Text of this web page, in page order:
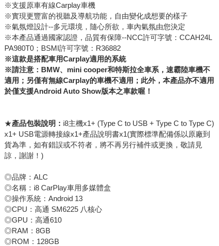
※支援原車有線Carplay車機
※實現更豐富的視聽及導航功能，自由變化成想要的樣子
※氣氛燈設計--多元環境，隨心所欲，車內氣氛由您決定
※本產品通過國家認證，品質有保障--NCC許可字號：CCAH24L
PA980T0；BSMI許可字號：R36882
※這款是搭配車用Carplay適用的系統
※請注意：BMW、mini cooper和特斯拉全車系，速霸陸車機不
適用；另僅有無線Carplay的車機不適用；此外，本產品亦不適用
於僅支援Android Auto Show版本之車款喔！
★產品包裝說明： i8主機x1+ (Type C to USB + Type C to Type C)
x1+ USB電源轉接線x1+產品說明書x1(實際標準配備係以原廠到
貨為準，如有錯誤或不符者，將不再另行補件或更換，敬請見
諒，謝謝！)
◎品牌：ALC
◎名稱：i8 CarPlay車用多媒體盒
◎操作系統：Android 13
◎CPU：高通 SM6225 八核心
◎GPU：高通610
◎RAM：8GB
◎ROM：128GB